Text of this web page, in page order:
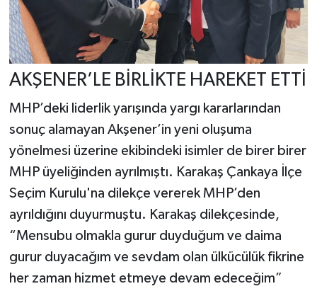
AKŞENER’LE BİRLİKTE HAREKET ETTİ
MHP’deki liderlik yarışında yargı kararlarından
sonuç alamayan Akşener’in yeni oluşuma
yönelmesi üzerine ekibindeki isimler de birer birer
MHP üyeliğinden ayrılmıştı. Karakaş Çankaya İlçe
Seçim Kurulu'na dilekçe vererek MHP’den
ayrıldığını duyurmuştu. Karakaş dilekçesinde,
“Mensubu olmakla gurur duyduğum ve daima
gurur duyacağım ve sevdam olan ülkücülük fikrine
her zaman hizmet etmeye devam edeceğim”